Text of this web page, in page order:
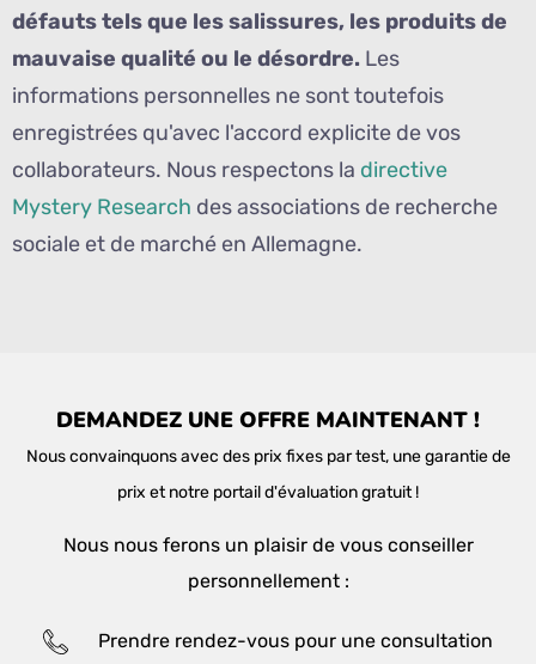
défauts tels que les salissures, les produits de
mauvaise qualité ou le désordre. Les
informations personnelles ne sont toutefois
enregistrées qu'avec l'accord explicite de vos
collaborateurs. Nous respectons la directive
Mystery Research des associations de recherche
sociale et de marché en Allemagne.
DEMANDEZ UNE OFFRE MAINTENANT !
Nous convainquons avec des prix fixes par test, une garantie de
prix et notre portail d'évaluation gratuit !
Nous nous ferons un plaisir de vous conseiller
personnellement :
Prendre rendez-vous pour une consultation